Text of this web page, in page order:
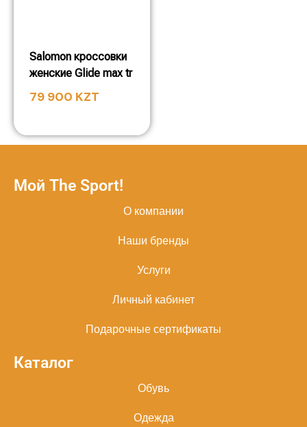
Salomon кроссовки
женские Glide max tr
79 900 KZT
Мой The Sport!
О компании
Наши бренды
Услуги
Личный кабинет
Подарочные сертификаты
Каталог
Обувь
Одежда